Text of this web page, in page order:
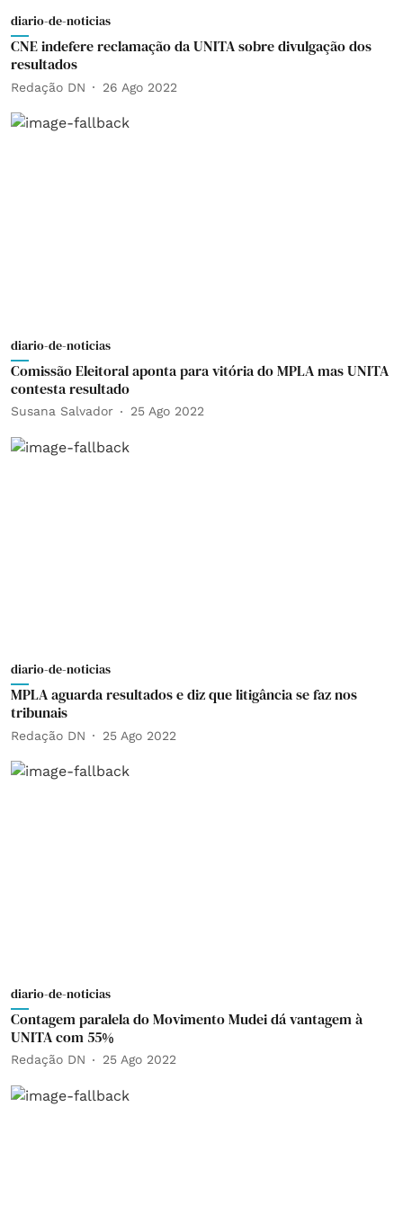
diario-de-noticias
CNE indefere reclamação da UNITA sobre divulgação dos
resultados
Redação DN 26 Ago 2022
diario-de-noticias
Comissão Eleitoral aponta para vitória do MPLA mas UNITA
contesta resultado
Susana Salvador 25 Ago 2022
diario-de-noticias
MPLA aguarda resultados e diz que litigância se faz nos
tribunais
Redação DN 25 Ago 2022
diario-de-noticias
Contagem paralela do Movimento Mudei dá vantagem à
UNITA com 55%
Redação DN 25 Ago 2022